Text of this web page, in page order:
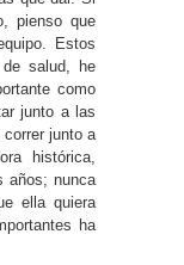
pienso que
Estos
salud, he
como
junto a las
junto a
histórica,
años; nunca
ella quiera
ha